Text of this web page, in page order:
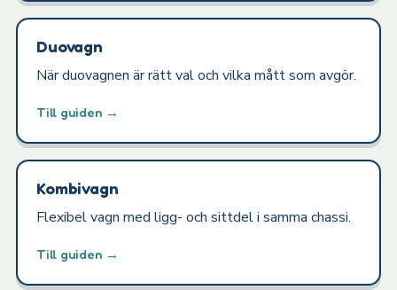
Duovagn
När duovagnen är rätt val och vilka mått som avgör.
Till guiden →
Kombivagn
Flexibel vagn med ligg- och sittdel i samma chassi.
Till guiden →